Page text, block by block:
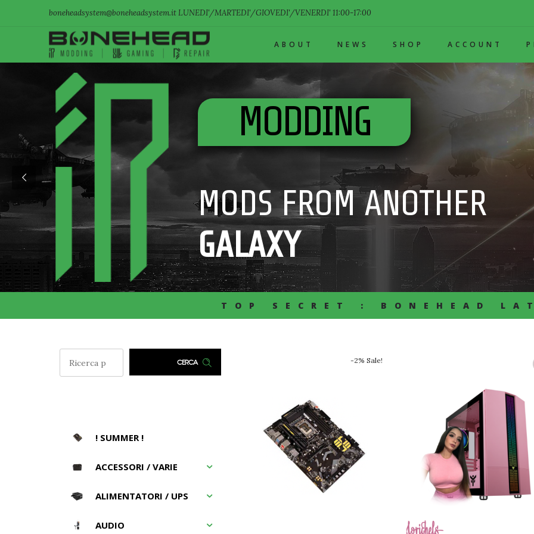
boneheadsystem@boneheadsystem.it LUNEDI'/MARTEDI'/GIOVEDI'/VENERDI' 11:00-17:00
ABOUT NEWS SHOP ACCOUNT
MODS FROM ANOTHER
GALAXY
MODDING
TOP SECRET : BONEHEAD
CERCA
! SUMMER !
ACCESSORI / VARIE
ALIMENTATORI / UPS
AUDIO
-2% Sale!